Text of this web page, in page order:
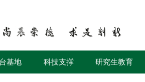
基地 科技支撑 研究生教育